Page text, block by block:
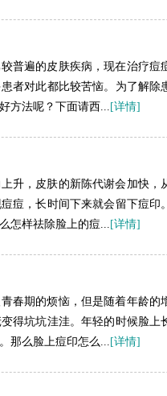
普遍的皮肤疾病，现在治疗
者对此都比较苦恼。为了解
方法呢？下面请西... [详情]
升，皮肤的新陈代谢会加快
痘，长时间下来就会留下痘印
怎样祛除脸上的痘... [详情]
春期的烦恼，但是随着年龄的
得坑坑洼洼。年轻的时候脸上
那么脸上痘印怎么... [详情]